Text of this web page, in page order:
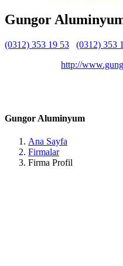
Gungor
(0312) 353 19 53 (0312) 353
http://
Gungor Aluminyum
Ana Sayfa
Firmalar
Firma Profil